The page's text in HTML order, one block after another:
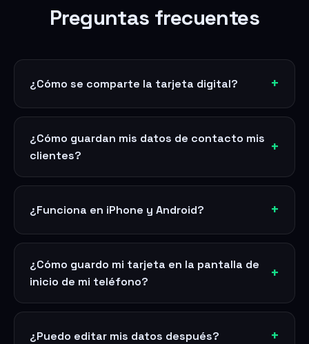
Preguntas frecuentes
¿Cómo se comparte la tarjeta digital?
¿Cómo guardan mis datos de contacto mis
clientes?
¿Funciona en iPhone y Android?
¿Cómo guardo mi tarjeta en la pantalla de
inicio de mi teléfono?
¿Puedo editar mis datos después?